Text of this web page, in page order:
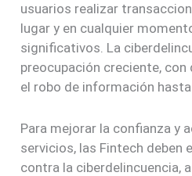
usuarios realizar
lugar y en cualquier
significativos. La
preocupación creciente,
el robo de información
Para mejorar la confianza y
servicios, las Fintech deben
contra la ciberdelincuencia,